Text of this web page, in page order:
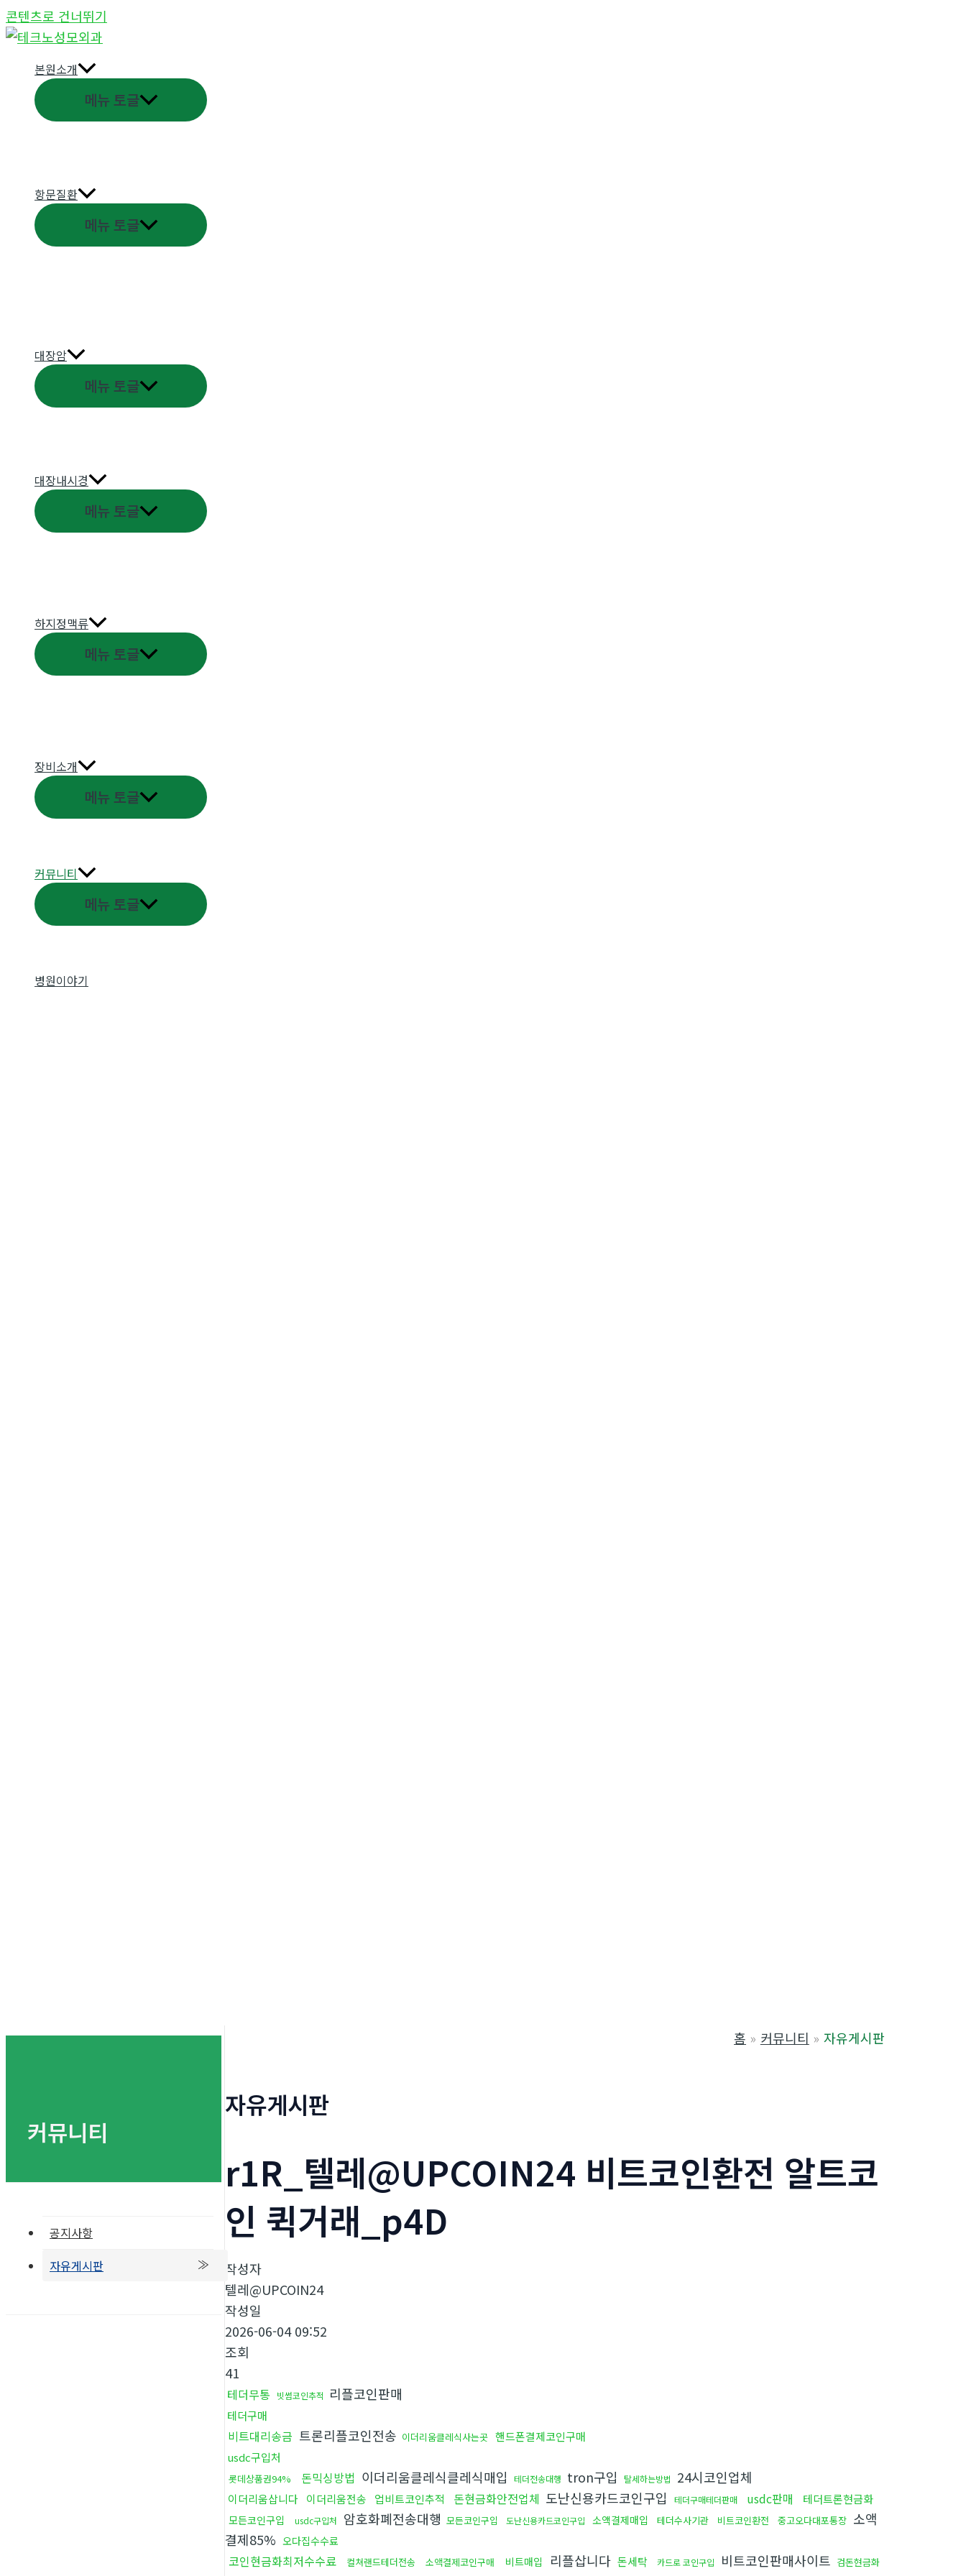
콘텐츠로 건너뛰기
본원소개
메뉴 토글
항문질환
메뉴 토글
대장암
메뉴 토글
대장내시경
메뉴 토글
하지정맥류
메뉴 토글
장비소개
메뉴 토글
커뮤니티
메뉴 토글
병원이야기
커뮤니티
공지사항
자유게시판
홈 커뮤니티 자유게시판
자유게시판
r1R_텔레@UPCOIN24 비트코인환전 알트코
인 퀵거래_p4D
작성자
텔레@UPCOIN24
작성일
2026-06-04 09:52
조회
41
테더무통 빗썸코인추적 리플코인판매
테더구매
비트대리송금 트론리플코인전송 이더리움클레식사는곳 핸드폰결제코인구매
usdc구입처
롯데상품권94% 돈믹싱방법 이더리움클레식클레식매입 테더전송대행 tron구입 탈세하는방법 24시코인업체
이더리움삽니다 이더리움전송 업비트코인추적 돈현금화안전업체 도난신용카드코인구입 테더구매테더판매 usdc판매 테더트론현금화
모든코인구입 usdc구입처 암호화폐전송대행 모든코인구입 도난신용카드코인구입 소액결제매입 테더수사기관 비트코인환전 중고오다대포통장 소액
결제85% 오다집수수료
코인현금화최저수수료 컬쳐랜드테더전송 소액결제코인구매 비트매입 리플삽니다 돈세탁 카드로 코인구입 비트코인판매사이트 검돈현금화